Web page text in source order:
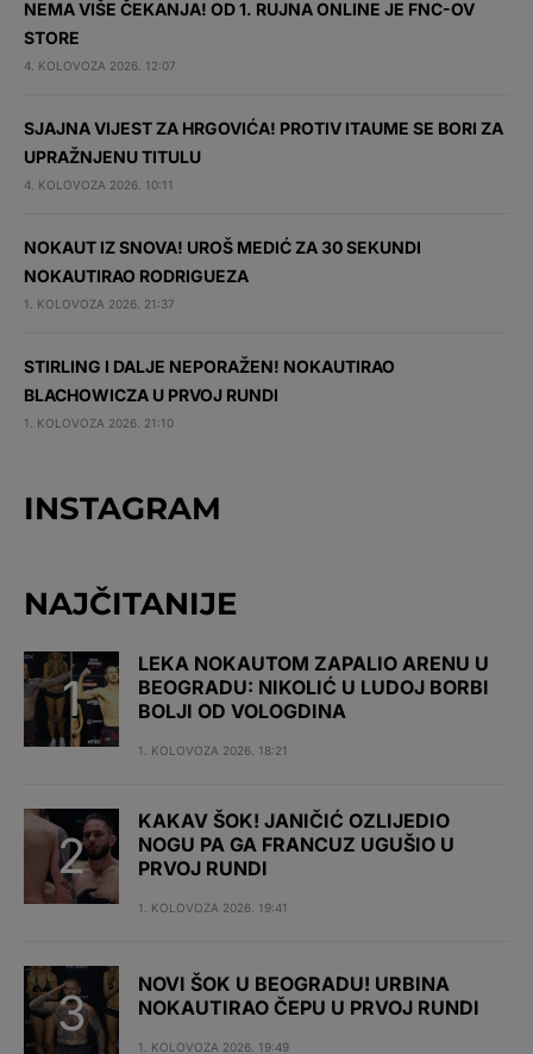
NEMA VIŠE ČEKANJA! OD 1. RUJNA ONLINE JE FNC-OV
STORE
4. KOLOVOZA 2026. 12:07
SJAJNA VIJEST ZA HRGOVIĆA! PROTIV ITAUME SE BORI ZA
UPRAŽNJENU TITULU
4. KOLOVOZA 2026. 10:11
NOKAUT IZ SNOVA! UROŠ MEDIĆ ZA 30 SEKUNDI
NOKAUTIRAO RODRIGUEZA
1. KOLOVOZA 2026. 21:37
STIRLING I DALJE NEPORAŽEN! NOKAUTIRAO
BLACHOWICZA U PRVOJ RUNDI
1. KOLOVOZA 2026. 21:10
INSTAGRAM
NAJČITANIJE
LEKA NOKAUTOM ZAPALIO ARENU U
BEOGRADU: NIKOLIĆ U LUDOJ BORBI
BOLJI OD VOLOGDINA
1. KOLOVOZA 2026. 18:21
KAKAV ŠOK! JANIČIĆ OZLIJEDIO
NOGU PA GA FRANCUZ UGUŠIO U
PRVOJ RUNDI
1. KOLOVOZA 2026. 19:41
NOVI ŠOK U BEOGRADU! URBINA
NOKAUTIRAO ČEPU U PRVOJ RUNDI
1. KOLOVOZA 2026. 19:49